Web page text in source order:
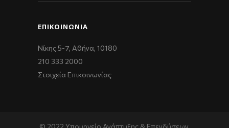
ΕΠΙΚΟΙΝΩΝΊΑ
Νίκης 5-7, Αθήνα, 10180
210 333 2000
Στοιχεία Επικοινωνίας
© 2022 Υπουργείο Ανάπτυξης & Επενδύσεων,